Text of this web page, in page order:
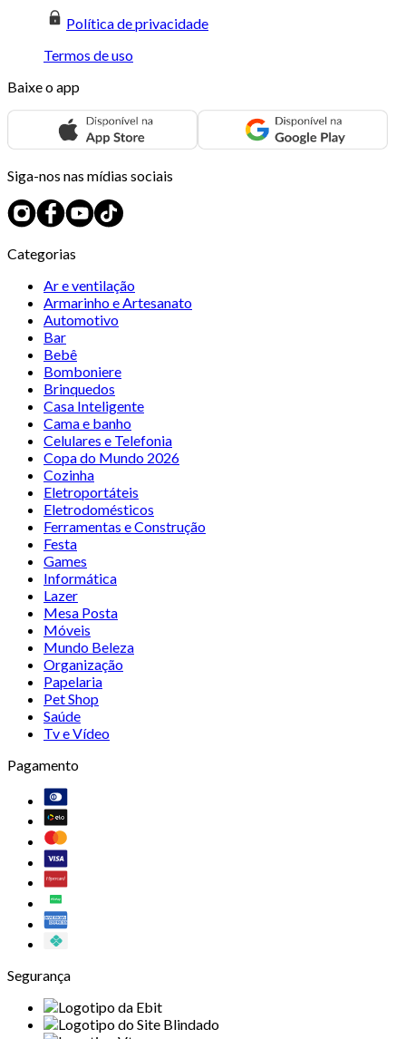
Política de privacidade
Termos de uso
Baixe o app
Siga-nos nas mídias sociais
Categorias
Ar e ventilação
Armarinho e Artesanato
Automotivo
Bar
Bebê
Bomboniere
Brinquedos
Casa Inteligente
Cama e banho
Celulares e Telefonia
Copa do Mundo 2026
Cozinha
Eletroportáteis
Eletrodomésticos
Ferramentas e Construção
Festa
Games
Informática
Lazer
Mesa Posta
Móveis
Mundo Beleza
Organização
Papelaria
Pet Shop
Saúde
Tv e Vídeo
Pagamento
Segurança